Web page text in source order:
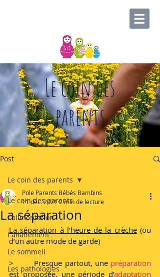
Post
Le coin des parents
L'alimentation
L'allaitement
Le sommeil
Les pathologies
Le coin des parents
La séparation
Pole Parents Bébés Bambins
11 déc. 20212 min de lecture
La séparation à l’heure de la crèche (ou
d’un autre mode de garde)
>        Presque partout, une
est proposée, une période d’adaptation
Le coin des
parents